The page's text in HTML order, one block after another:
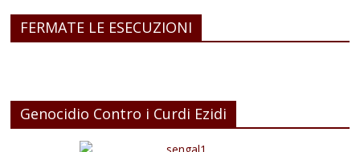
FERMATE LE ESECUZIONI
Genocidio Contro i Curdi Ezidi